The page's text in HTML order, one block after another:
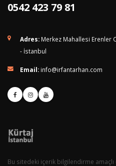
0542 423 79 81
Adres: Merkez Mahallesi Erenler
- İstanbul
Email: info@irfantarhan.com
Bu sitedeki içerik bilgilendirme